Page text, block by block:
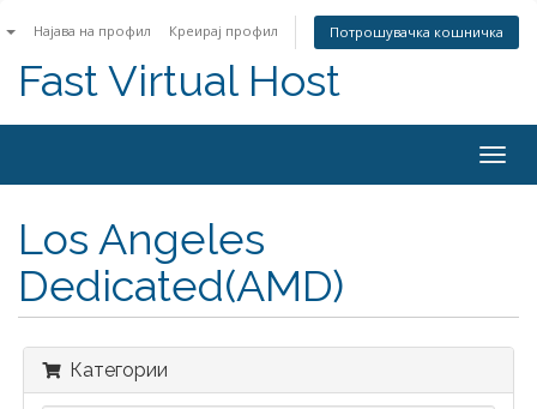
Најава на профил Креирај профил Потрошувачка кошничка
Fast Virtual Host
Los Angeles
Dedicated(AMD)
Категории